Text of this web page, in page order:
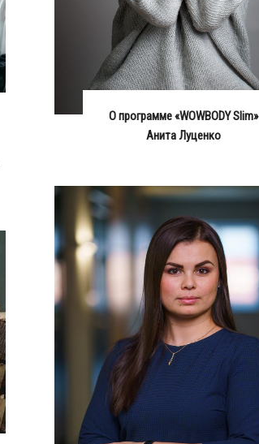
О программе «WOWBODY Slim»
Анита Луценко